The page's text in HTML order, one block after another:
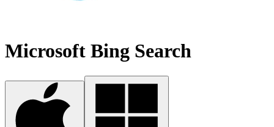
Microsoft Bing Search